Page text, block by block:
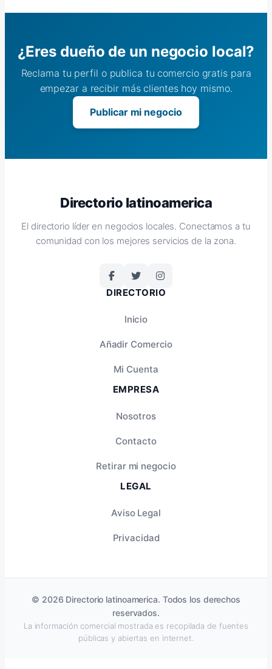
¿Eres dueño de un negocio local?
Reclama tu perfil o publica tu comercio gratis para
empezar a recibir más clientes hoy mismo.
Publicar mi negocio
Directorio latinoamerica
El directorio líder en negocios locales. Conectamos a tu
comunidad con los mejores servicios de la zona.
DIRECTORIO
Inicio
Añadir Comercio
Mi Cuenta
EMPRESA
Nosotros
Contacto
Retirar mi negocio
LEGAL
Aviso Legal
Privacidad
© 2026 Directorio latinoamerica. Todos los derechos
reservados.
La información comercial mostrada es recopilada de fuentes
públicas y abiertas en internet.